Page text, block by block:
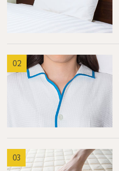
02
03